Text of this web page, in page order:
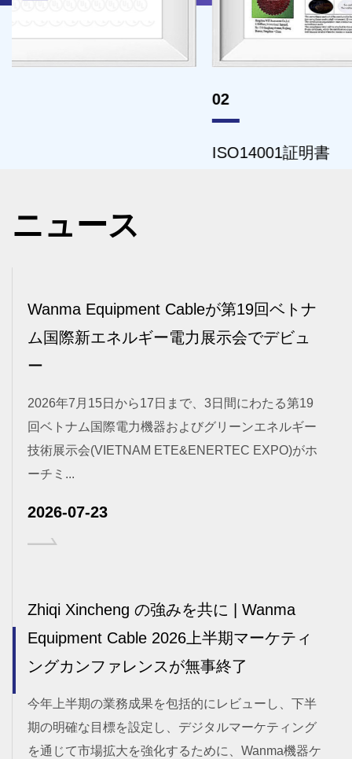
ニュース
Wanma Equipment Cableが第19回ベトナ
ム国際新エネルギー電力展示会でデビュ
ー
2026年7月15日から17日まで、3日間にわたる第19
回ベトナム国際電力機器およびグリーンエネルギー
技術展示会(VIETNAM ETE&ENERTEC EXPO)がホ
ーチミ...
2026-07-23
Zhiqi Xincheng の強みを共に | Wanma
Equipment Cable 2026上半期マーケティ
ングカンファレンスが無事終了
今年上半期の業務成果を包括的にレビューし、下半
期の明確な目標を設定し、デジタルマーケティング
を通じて市場拡大を強化するために、Wanma機器ケ